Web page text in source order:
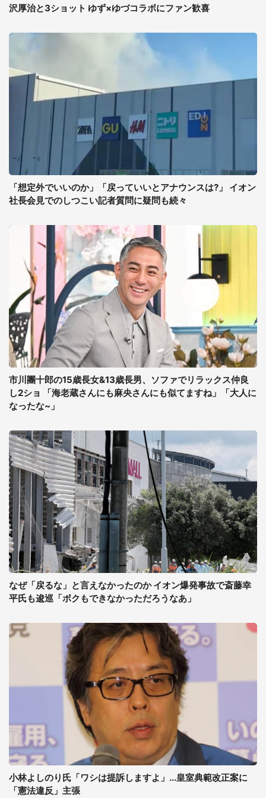
沢厚治と3ショット ゆず×ゆづコラボにファン歓喜
「想定外でいいのか」「戻っていいとアナウンスは?」 イオン
社長会見でのしつこい記者質問に疑問も続々
市川團十郎の15歳長女&13歳長男、ソファでリラックス仲良
し2ショ 「海老蔵さんにも麻央さんにも似てますね」「大人に
なったな~」
なぜ「戻るな」と言えなかったのか イオン爆発事故で斎藤幸
平氏も逡巡「ボクもできなかっただろうなあ」
小林よしのり氏「ワシは提訴しますよ」...皇室典範改正案に
「憲法違反」主張